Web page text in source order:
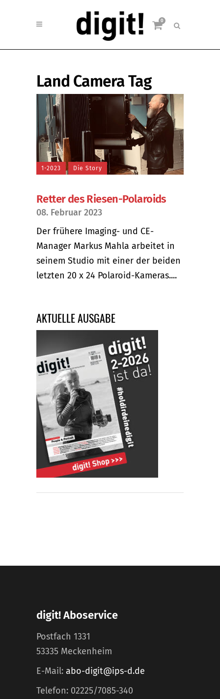
0
Land Camera Tag
1-2023 Die Story
Retter des Riesen-Polaroids
08. Februar 2023
Der frühere Imaging- und CE-
Manager Markus Mahla arbeitet in
seinem Studio mit einer der beiden
letzten 20 x 24 Polaroid-Kameras....
AKTUELLE AUSGABE
digit! Aboservice
Postfach 1331
53335 Meckenheim
E-Mail: abo-digit@ips-d.de
Telefon: 02225/7085-340